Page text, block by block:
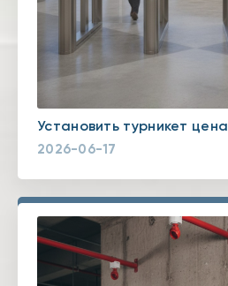
Установить турникет цена
2026-06-17